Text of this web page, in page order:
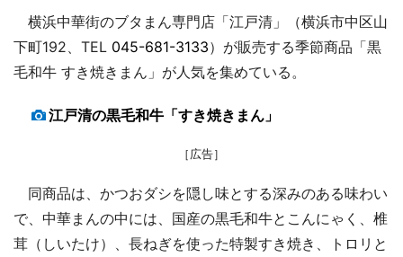
横浜中華街のブタまん専門店「江戸清」（横浜市中区山
下町192、TEL 045-681-3133）が販売する季節商品「黒
毛和牛 すき焼きまん」が人気を集めている。
江戸清の黒毛和牛「すき焼きまん」
［広告］
同商品は、かつおダシを隠し味とする深みのある味わい
で、中華まんの中には、国産の黒毛和牛とこんにゃく、椎
茸（しいたけ）、長ねぎを使った特製すき焼き、トロリと